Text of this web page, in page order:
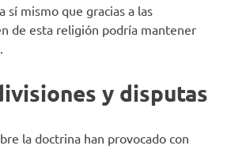
sí mismo que gracias a las
de esta religión podría mantener
y disputas
la doctrina han provocado con